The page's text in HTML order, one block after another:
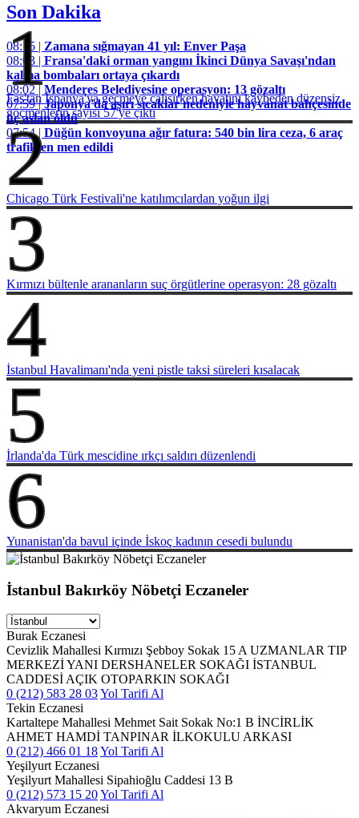
Son Dakika
08:15 | Zamana sığmayan 41 yıl: Enver Paşa
08:03 | Fransa'daki orman yangını İkinci Dünya Savaşı'ndan
kalma bombaları ortaya çıkardı
08:02 |Menderes Belediyesine operasyon: 13 gözaltı
07:59 |Japonya'da aşırı sıcaklar nedeniyle hayvanat bahçesinde
üç aslan öldü
07:54 | Düğün konvoyuna ağır fatura: 540 bin lira ceza, 6 araç
trafikten men edildi
1
Fas'tan İspanya'ya geçmeye çalışırken hayatını kaybeden düzensiz
göçmenlerin sayısı 57'ye çıktı
2
Chicago Türk Festivali'ne katılımcılardan yoğun ilgi
3
Kırmızı bültenle arananların suç örgütlerine operasyon: 28 gözaltı
4
İstanbul Havalimanı'nda yeni pistle taksi süreleri kısalacak
5
İrlanda'da Türk mescidine ırkçı saldırı düzenlendi
6
Yunanistan'da bavul içinde İskoç kadının cesedi bulundu
İstanbul Bakırköy Nöbetçi Eczaneler
Burak Eczanesi
Cevizlik Mahallesi Kırmızı Şebboy Sokak 15 A UZMANLAR TIP
MERKEZİ YANI DERSHANELER SOKAĞI İSTANBUL
CADDESİ AÇIK OTOPARKIN SOKAĞI
0 (212) 583 28 03Yol Tarifi Al
Tekin Eczanesi
Kartaltepe Mahallesi Mehmet Sait Sokak No:1 B İNCİRLİK
AHMET HAMDİ TANPINAR İLKOKULU ARKASI
0 (212) 466 01 18Yol Tarifi Al
Yeşilyurt Eczanesi
Yeşilyurt Mahallesi Sipahioğlu Caddesi 13 B
0 (212) 573 15 20Yol Tarifi Al
Akvaryum Eczanesi